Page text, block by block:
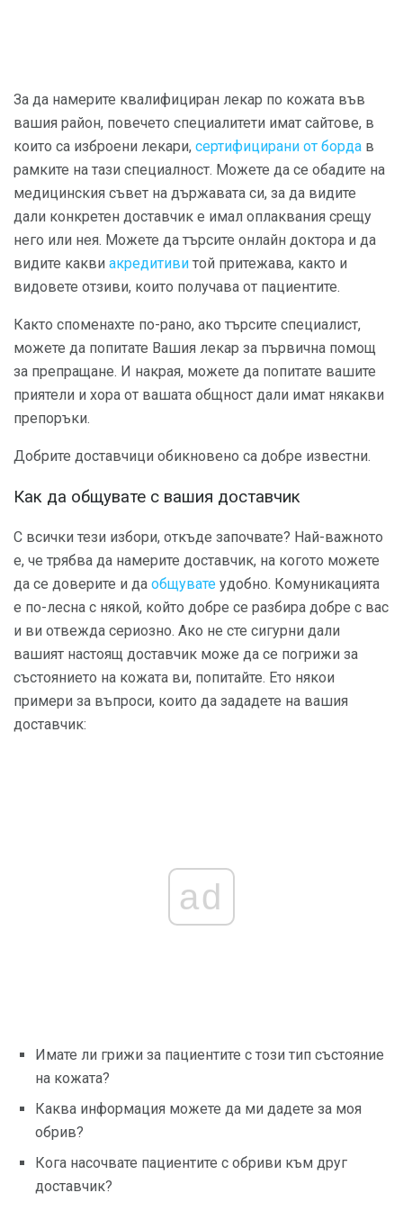
За да намерите квалифициран лекар по кожата във
вашия район, повечето специалитети имат сайтове, в
които са изброени лекари, сертифицирани от борда в
рамките на тази специалност. Можете да се обадите на
медицинския съвет на държавата си, за да видите
дали конкретен доставчик е имал оплаквания срещу
него или нея. Можете да търсите онлайн доктора и да
видите какви акредитиви той притежава, както и
видовете отзиви, които получава от пациентите.
Както споменахте по-рано, ако търсите специалист,
можете да попитате Вашия лекар за първична помощ
за препращане. И накрая, можете да попитате вашите
приятели и хора от вашата общност дали имат някакви
препоръки.
Добрите доставчици обикновено са добре известни.
Как да общувате с вашия доставчик
С всички тези избори, откъде започвате? Най-важното
е, че трябва да намерите доставчик, на когото можете
да се доверите и да общувате удобно. Комуникацията
е по-лесна с някой, който добре се разбира добре с вас
и ви отвежда сериозно. Ако не сте сигурни дали
вашият настоящ доставчик може да се погрижи за
състоянието на кожата ви, попитайте. Ето някои
примери за въпроси, които да зададете на вашия
доставчик:
ad
Имате ли грижи за пациентите с този тип състояние
на кожата?
Каква информация можете да ми дадете за моя
обрив?
Кога насочвате пациентите с обриви към друг
доставчик?